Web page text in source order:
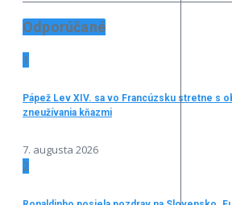
Odporúčané
1
Pápež Lev XIV. sa vo Francúzsku stretne s
zneužívania kňazmi
7. augusta 2026
2